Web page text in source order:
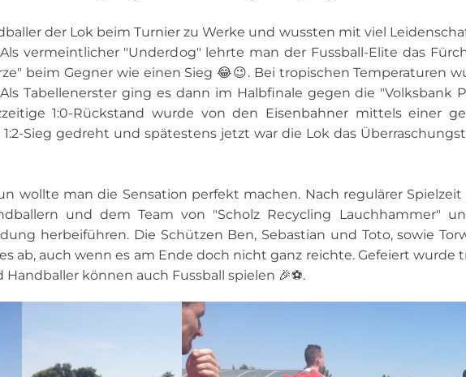
der Lok beim Turnier zu Werke und wussten mit viel
vermeintlicher "Underdog" lehrte man der Fussball-Elite das
beim Gegner wie einen Sieg 😂😉. Bei tropischen Temperaturen
Tabellenerster ging es dann im Halbfinale gegen die "Volksbank
1:0-Rückstand wurde von den Eisenbahner mittels einer
Sieg gedreht und spätestens jetzt war die Lok das
wollte man die Sensation perfekt machen. Nach regulärer
und dem Team von "Scholz Recycling Lauchhammer"
herbeiführen. Die Schützen Ben, Sebastian und Toto, sowie
ab, auch wenn es am Ende doch nicht ganz reichte. Gefeiert wurde
können auch Fussball spielen 🎉⚽️.